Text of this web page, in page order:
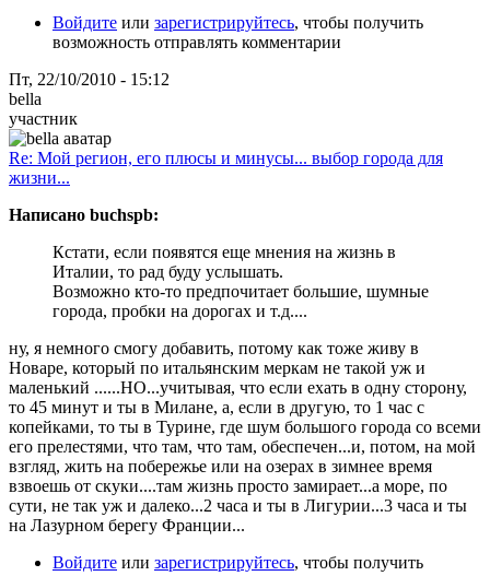
Войдите или зарегистрируйтесь, чтобы получить
возможность отправлять комментарии
Пт, 22/10/2010 - 15:12
bella
участник
Re: Мой регион, его плюсы и минусы... выбор города для
жизни...
Написано buchspb:
Кстати, если появятся еще мнения на жизнь в
Италии, то рад буду услышать.
Возможно кто-то предпочитает большие, шумные
города, пробки на дорогах и т.д....
ну, я немного смогу добавить, потому как тоже живу в
Новаре, который по итальянским меркам не такой уж и
маленький ......НО...учитывая, что если ехать в одну сторону,
то 45 минут и ты в Милане, а, если в другую, то 1 час с
копейками, то ты в Турине, где шум большого города со всеми
его прелестями, что там, что там, обеспечен...и, потом, на мой
взгляд, жить на побережье или на озерах в зимнее время
взвоешь от скуки....там жизнь просто замирает...а море, по
сути, не так уж и далеко...2 часа и ты в Лигурии...3 часа и ты
на Лазурном берегу Франции...
Войдите или зарегистрируйтесь, чтобы получить